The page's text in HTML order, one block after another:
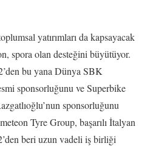
yatırımları da kapsayacak
spora olan desteğini büyütüyor.
bu yana Dünya SBK
sponsorluğunu ve Superbike
sponsorluğunu
Tyre Group, başarılı İtalyan
beri uzun vadeli iş birliği